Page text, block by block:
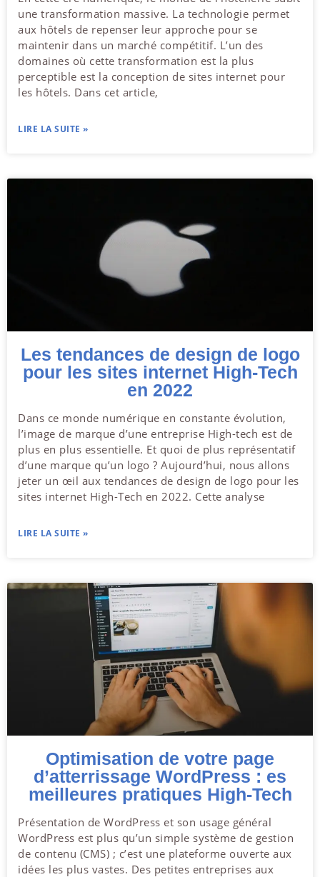
une transformation massive. La technologie permet
aux hôtels de repenser leur approche pour se
maintenir dans un marché compétitif. L’un des
domaines où cette transformation est la plus
perceptible est la conception de sites internet pour
les hôtels. Dans cet article,
LIRE LA SUITE »
Les tendances de design de logo
pour les sites internet High-Tech
en 2022
Dans ce monde numérique en constante évolution,
l’image de marque d’une entreprise High-tech est de
plus en plus essentielle. Et quoi de plus représentatif
d’une marque qu’un logo ? Aujourd’hui, nous allons
jeter un œil aux tendances de design de logo pour les
sites internet High-Tech en 2022. Cette analyse
LIRE LA SUITE »
Optimisation de votre page
d’atterrissage WordPress : es
meilleures pratiques High-Tech
Présentation de WordPress et son usage général
WordPress est plus qu’un simple système de gestion
de contenu (CMS) ; c’est une plateforme ouverte aux
idées les plus vastes. Des petites entreprises aux